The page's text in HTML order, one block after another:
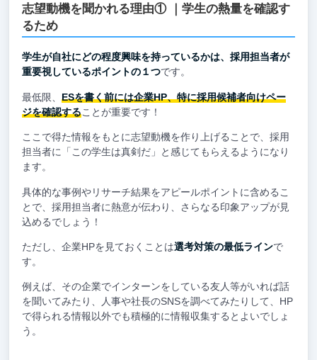
志望動機を聞かれる理由① ｜学生の熱量を確認す
るため
学生が自社にどの程度興味を持っているかは、採用担当者が
重要視しているポイントの１つです。
最低限、 ESを書く前には企業HP、特に採用候補者向けペー
ジを確認することが重要です！
ここで得た情報をもとに志望動機を作り上げることで、採用
担当者に「この学生は真剣だ」と感じてもらえるようになり
ます。
具体的な事例やリサーチ結果をアピールポイントに含めるこ
とで、採用担当者に熱意が伝わり、さらなる印象アップが見
込めるでしょう！
ただし、企業HPを見ておくことは選考対策の最低ラインで
す。
例えば、その企業でインターンをしている友人等がいれば話
を聞いてみたり、人事や社長のSNSを調べてみたりして、HP
で得られる情報以外でも積極的に情報収集するとよいでしょ
う。